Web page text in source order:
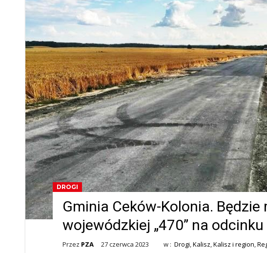
DROGI
Gminia Ceków-Kolonia.
wojewódzkiej „470” na
Przez PZA 27 czerwca 2023 w : Drogi,Kalisz,Kalisz i region,